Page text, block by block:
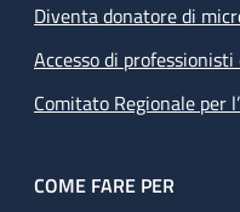
Diventa donatore di
Accesso di
Comitato Regionale per
COME FARE PER